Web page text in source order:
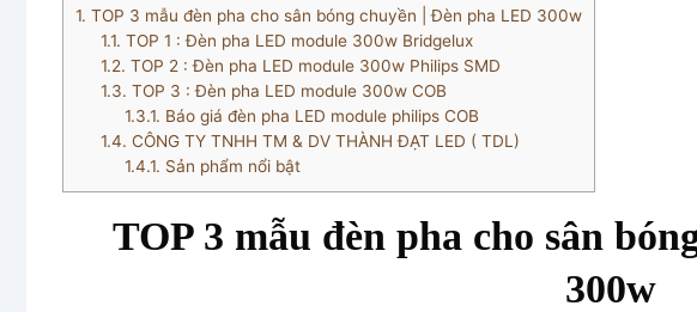
1. TOP 3 mẫu đèn pha cho sân bóng chuyền | Đèn pha LED 300w
1.1. TOP 1 : Đèn pha LED module 300w Bridgelux
1.2. TOP 2 : Đèn pha LED module 300w Philips SMD
1.3. TOP 3 : Đèn pha LED module 300w COB
1.3.1. Báo giá đèn pha LED module philips COB
1.4. CÔNG TY TNHH TM & DV THÀNH ĐẠT LED ( TDL)
1.4.1. Sản phẩm nổi bật
TOP 3 mẫu đèn pha cho sân
300w